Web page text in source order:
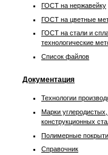
ГОСТ на нержавейку
ГОСТ на цветные
ГОСТ на стали и
технологические
Список файлов
Документация
Технологии
Марки
конструкционных
Полимерные
Справочник